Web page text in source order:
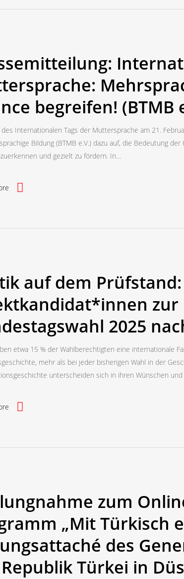
begreifen! (BTMB
des Internationalen Tags der Muttersprache am 21.
Bildung (BTMB e.V.) dazu auf, die Bedeutung
und gezielt zu fördern. In…
auf dem
zur
2025
etwa 15 % der Wahlberechtigten eine internationale
mehr als bei jeder bisherigen Wahl in der
unterscheiden sich in ihren Wünschen und
zum
„Mit Türkisch
des
Türkei in